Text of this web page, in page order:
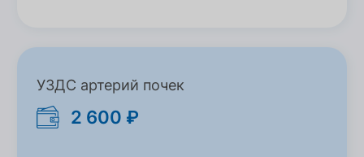
УЗДС артерий почек
2 600 ₽